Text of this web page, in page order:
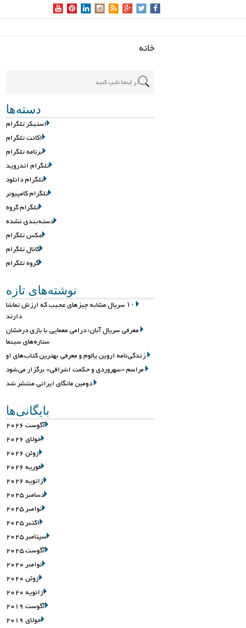
خانه
دسته‌ها
استیکر تلگرام
اکانت تلگرام
برنامه تلگرام
تلگرام اندروید
تلگرام دانلود
تلگرام کامپیوتر
تلگرام گروه
دسته‌بندی نشده
عکس تلگرام
کانال تلگرام
گروه تلگرام
نوشته‌های تازه
۱۰ سریال مشابه چیزهای عجیب که ارزش تماشا
دارند
معرفی سریال آبان؛ درامی معمایی با بازی درخشان
ستاره‌های سینما
زندگی‌نامه اروین یالوم و معرفی بهترین کتاب‌های او
مراسم «سهروردی و حکمت اشراقی» برگزار می‌شود
دومین مانگای ایرانی منتشر شد
بایگانی‌ها
آگوست 2026
جولای 2026
ژوئن 2026
فوریه 2026
ژانویه 2026
دسامبر 2025
نوامبر 2025
اکتبر 2025
سپتامبر 2025
آگوست 2025
نوامبر 2020
ژوئن 2020
ژانویه 2020
آگوست 2019
جولای 2019